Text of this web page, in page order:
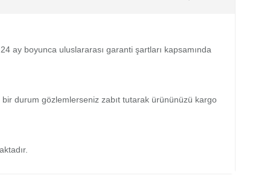
ay boyunca uluslararası garanti şartları kapsamında
bir durum gözlemlerseniz zabıt tutarak ürününüzü kargo